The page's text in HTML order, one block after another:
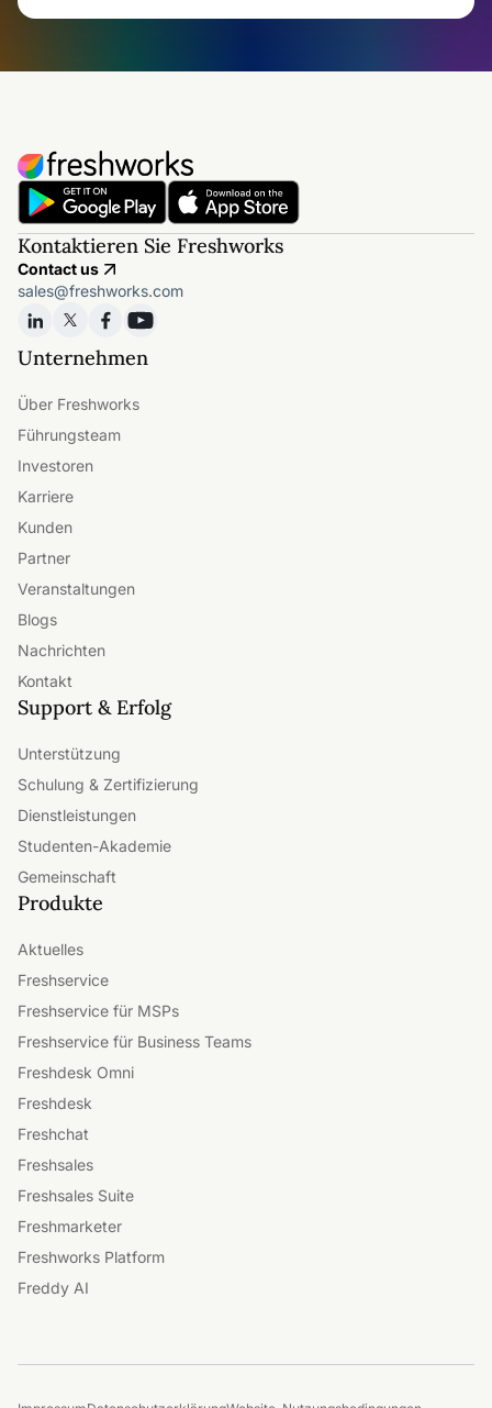
Kontaktieren Sie Freshworks
Contact us
sales@freshworks.com
Unternehmen
Über Freshworks
Führungsteam
Investoren
Karriere
Kunden
Partner
Veranstaltungen
Blogs
Nachrichten
Kontakt
Support & Erfolg
Unterstützung
Schulung & Zertifizierung
Dienstleistungen
Studenten-Akademie
Gemeinschaft
Produkte
Aktuelles
Freshservice
Freshservice für MSPs
Freshservice für Business Teams
Freshdesk Omni
Freshdesk
Freshchat
Freshsales
Freshsales Suite
Freshmarketer
Freshworks Platform
Freddy AI